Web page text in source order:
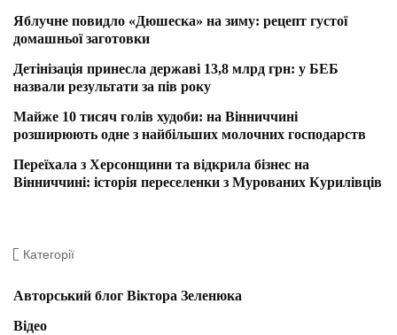
Яблучне повидло «Дюшеска» на зиму: рецепт густої
домашньої заготовки
Детінізація принесла державі 13,8 млрд грн: у БЕБ
назвали результати за пів року
Майже 10 тисяч голів худоби: на Вінниччині
розширюють одне з найбільших молочних господарств
Переїхала з Херсонщини та відкрила бізнес на
Вінниччині: історія переселенки з Мурованих Курилівців
Категорії
Авторський блог Віктора Зеленюка
Відео